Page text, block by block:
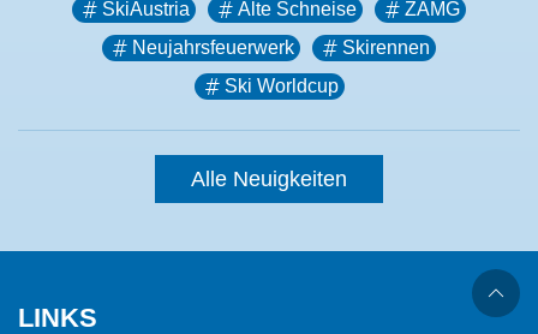
SkiAustria
Alte Schneise
ZAMG
Neujahrsfeuerwerk
Skirennen
Ski Worldcup
Alle Neuigkeiten
LINKS